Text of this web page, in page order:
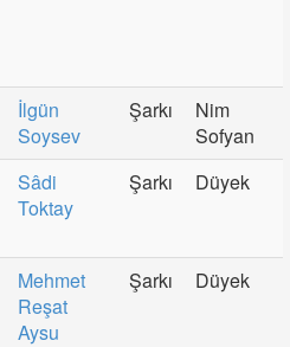
İlgün
Soysev
Şarkı
Nim
Sofyan
Sâdi
Toktay
Şarkı Düyek
Mehmet
Reşat
Aysu
Şarkı Düyek